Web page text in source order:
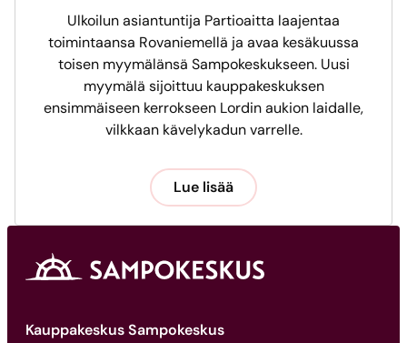
Ulkoilun asiantuntija Partioaitta laajentaa
toimintaansa Rovaniemellä ja avaa kesäkuussa
toisen myymälänsä Sampokeskukseen. Uusi
myymälä sijoittuu kauppakeskuksen
ensimmäiseen kerrokseen Lordin aukion laidalle,
vilkkaan kävelykadun varrelle.
Lue lisää
Kauppakeskus Sampokeskus